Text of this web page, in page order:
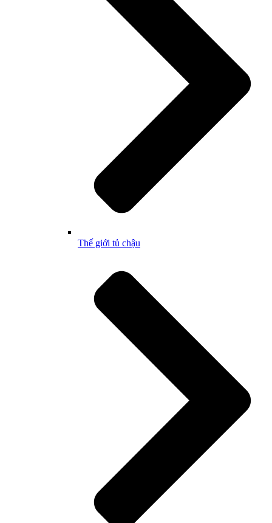
Thế giới tủ chậu